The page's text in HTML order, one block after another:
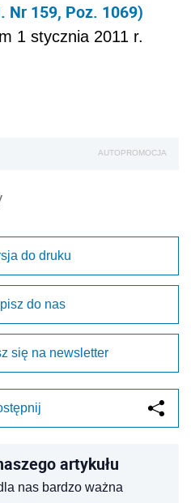
Nr 159, Poz. 1069)
1 stycznia 2011 r.
AUTOPROMOCJA
do druku
do nas
się na newsletter
artykułu
nas bardzo ważna